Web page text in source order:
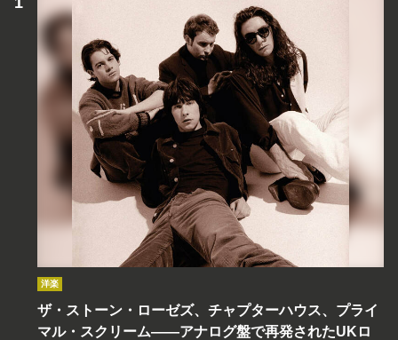
洋楽
ザ・ストーン・ローゼズ、チャプターハウス、プライ
マル・スクリーム――アナログ盤で再発されたUKロ